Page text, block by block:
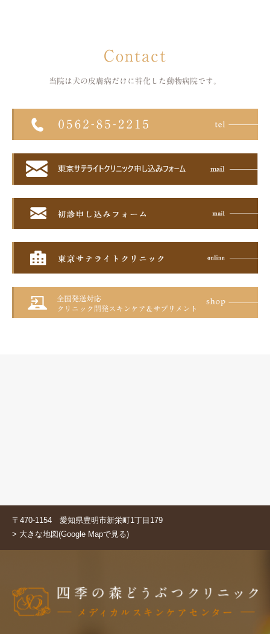
Contact
当院は犬の皮膚病だけに特化した 動物病院です。
〒470-1154 愛知県豊明市新栄町1丁目179
> 大きな地図(Google Mapで見る)